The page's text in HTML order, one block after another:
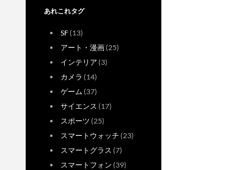
あれこれタグ
SF(13)
アート・漫画(25)
インテリア (3)
カメラ (14)
ゲーム (37)
サイエンス (17)
スポーツ (25)
スマートウォッチ (23)
スマートグラス (7)
スマートフォン (39)